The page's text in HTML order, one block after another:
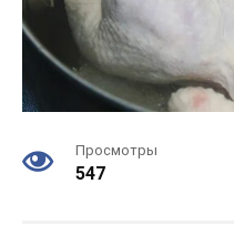
Просмотры
547